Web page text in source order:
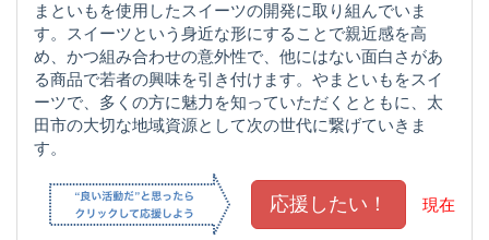
まといもを使用したスイーツの開発に取り組んでいま
す。スイーツという身近な形にすることで親近感を高
め、かつ組み合わせの意外性で、他にはない面白さがあ
る商品で若者の興味を引き付けます。やまといもをスイ
ーツで、多くの方に魅力を知っていただくとともに、太
田市の大切な地域資源として次の世代に繋げていきま
す。
現在